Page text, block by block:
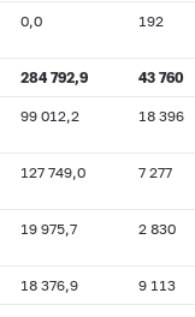
0,0 192
284 792,9 43 760
99 012,2 18 396
127 749,0 7 277
19 975,7 2 830
18 376,9 9 113